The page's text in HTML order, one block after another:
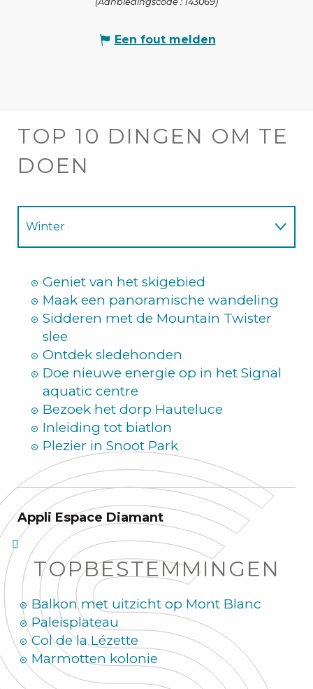
Een fout melden
TOP 10 DINGEN OM TE
DOEN
Winter
Geniet van het skigebied
Maak een panoramische wandeling
Sidderen met de Mountain Twister
slee
Ontdek sledehonden
Doe nieuwe energie op in het Signal
aquatic centre
Bezoek het dorp Hauteluce
Inleiding tot biatlon
Plezier in Snoot Park
Appli Espace Diamant
TOPBESTEMMINGEN
Balkon met uitzicht op Mont Blanc
Paleisplateau
Col de la Lézette
Marmotten kolonie